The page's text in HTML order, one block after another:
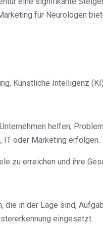
für Neurologen
Künstliche Intelligenz
helfen,
IT oder Marketing erfolgen.
zu erreichen und ihre
in der Lage sind,
eingesetzt.